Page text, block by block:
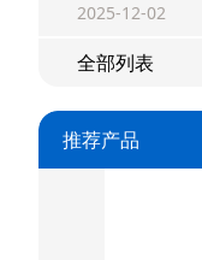
2025-12-02
全部列表
推荐产品